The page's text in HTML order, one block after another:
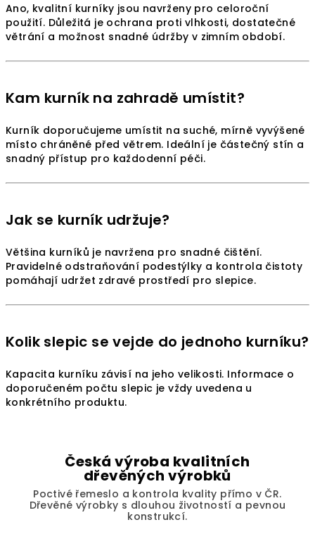
Ano, kvalitní kurníky jsou navrženy pro celoroční
použití. Důležitá je ochrana proti vlhkosti, dostatečné
větrání a možnost snadné údržby v zimním období.
Kam kurník na zahradě umístit?
Kurník doporučujeme umístit na suché, mírně vyvýšené
místo chráněné před větrem. Ideální je částečný stín a
snadný přístup pro každodenní péči.
Jak se kurník udržuje?
Většina kurníků je navržena pro snadné čištění.
Pravidelné odstraňování podestýlky a kontrola čistoty
pomáhají udržet zdravé prostředí pro slepice.
Kolik slepic se vejde do jednoho kurníku?
Kapacita kurníku závisí na jeho velikosti. Informace o
doporučeném počtu slepic je vždy uvedena u
konkrétního produktu.
Česká výroba kvalitních
dřevěných výrobků
Poctivé řemeslo a kontrola kvality přímo v ČR.
Dřevěné výrobky s dlouhou životností a pevnou
konstrukcí.